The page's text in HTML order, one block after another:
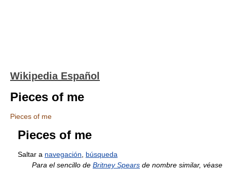
Wikipedia Español
Pieces of me
Pieces of me
Pieces of me
Saltar a navegación
búsqueda
Para el sencillo de Britney Spears de nombre similar, véase